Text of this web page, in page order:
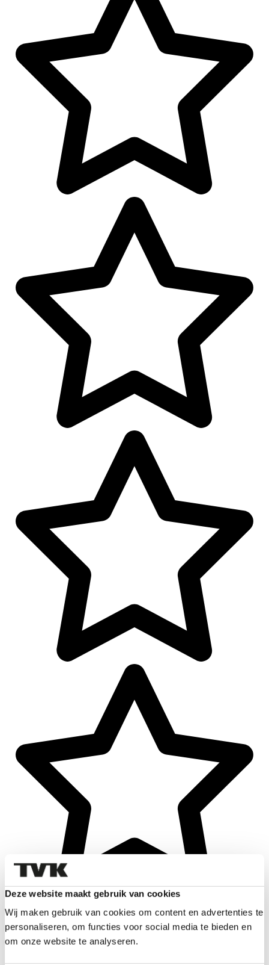
Deze website maakt gebruik van cookies
Wij maken gebruik van cookies om content en advertenties te
personaliseren, om functies voor social media te bieden en
om onze website te analyseren.